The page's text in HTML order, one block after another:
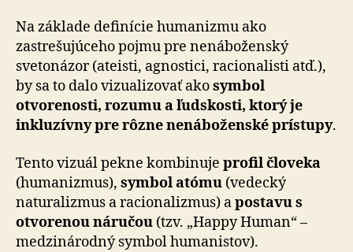
Na základe definície humanizmu ako
zastrešujúceho pojmu pre nenáboženský
svetonázor (ateisti, agnostici, racionalisti atď.),
by sa to dalo vizualizovať akosymbol
otvorenosti, rozumu a ľudskosti, ktorý je
inkluzívny pre rôzne nenáboženské prístupy.
Tento vizuál pekne kombinuje profil človeka
(hu­ma­niz­mus), symbol atómu (vedecký
naturalizmus a ra­cio­na­liz­mus) apostavu s
otvorenou náručou (tzv. „Happy Hu­man“ –
medzinárodný symbol humanistov).